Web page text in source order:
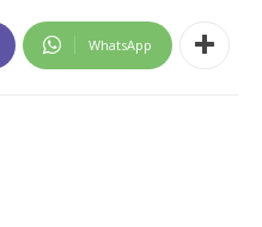
WhatsApp